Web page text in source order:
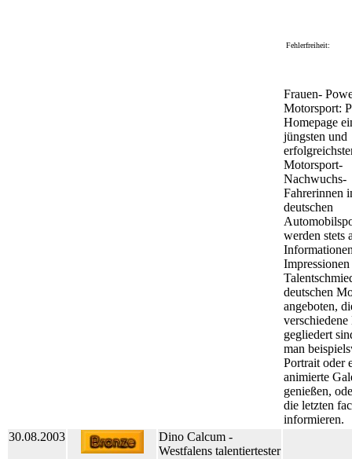
Fehlerfreiheit:
Frauen-
Motorsport:
Homepage
jüngsten und
Motorsport-
Nachwuchs-
Fahrerinnen
deutschen
werden stets
Impressionen
deutschen
angeboten,
verschiedene
gegliedert
man
Portrait oder
animierte
genießen,
die letzten
informieren.
30.08.2003
Dino Calcum -
Westfalens talentiertester